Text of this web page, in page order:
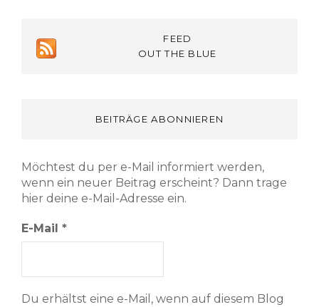
FEED
OUT THE BLUE
BEITRÄGE ABONNIEREN
Möchtest du per e-Mail informiert werden,
wenn ein neuer Beitrag erscheint? Dann trage
hier deine e-Mail-Adresse ein.
E-Mail *
Du erhältst eine e-Mail, wenn auf diesem Blog